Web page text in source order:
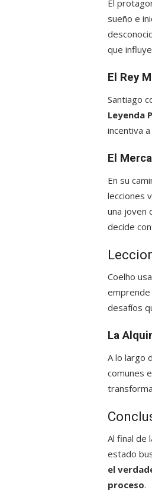
El
sueño e
que
El Rey
Santiago
Leyenda
incentiva
El
En su
lecciones
una joven
decide
Coelho
desafíos
La
A lo largo
comunes
Al final de
estado
el
proceso.